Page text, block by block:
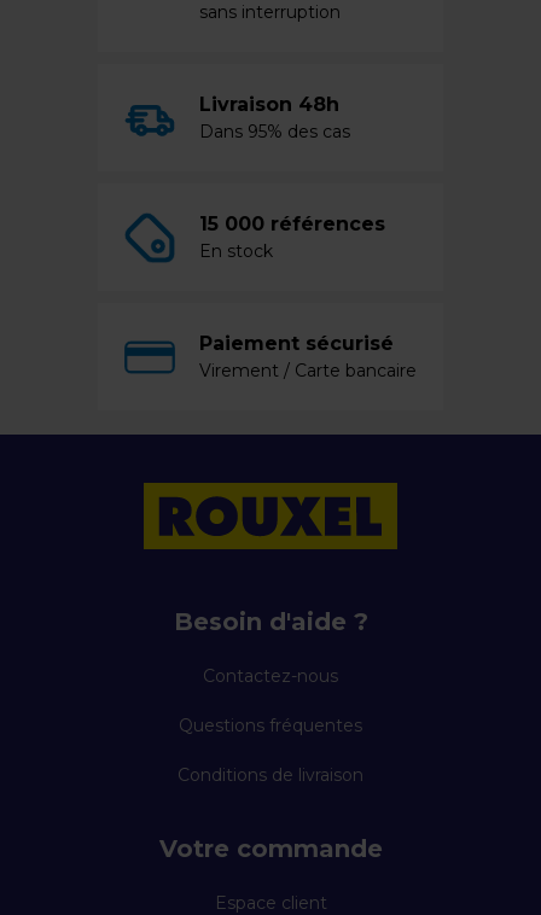
sans interruption
Livraison 48h
Dans 95% des cas
15 000 références
En stock
Paiement sécurisé
Virement / Carte bancaire
Besoin d'aide ?
Contactez-nous
Questions fréquentes
Conditions de livraison
Votre commande
Espace client